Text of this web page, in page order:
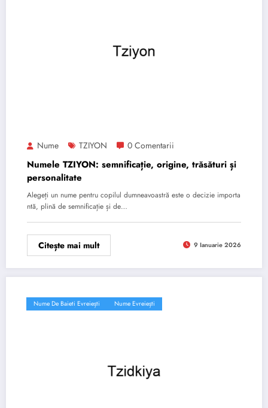
Nume TZIYON 0 Comentarii
Numele TZIYON: semnificație, origine, trăsături și
personalitate
Alegeți un nume pentru copilul dumneavoastră este o decizie importa
ntă, plină de semnificație și de…
Citește mai mult 9 Ianuarie 2026
Nume De Baieti Evreiești Nume Evreiești